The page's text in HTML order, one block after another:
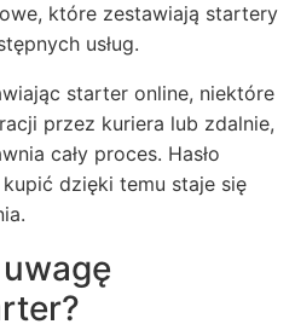
które zestawiają startery
usług.
starter online, niektóre
przez kuriera lub zdalnie,
cały proces. Hasło
dzięki temu staje się